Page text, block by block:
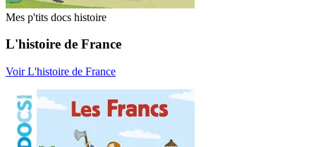
Mes p'tits docs histoire
L'histoire de France
Voir L'histoire de France